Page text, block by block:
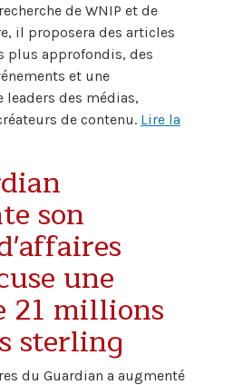
de WNIP et de
il proposera des articles
plus approfondis, des
et une
des médias,
de contenu. Lire la
son
une
21 millions
sterling
du Guardian a augmenté